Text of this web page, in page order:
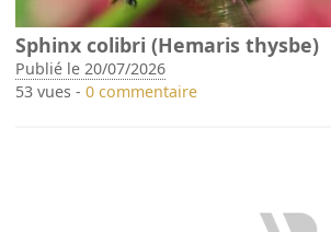
Sphinx colibri (Hemaris thysbe)
Publié le 20/07/2026
53 vues -0 commentaire